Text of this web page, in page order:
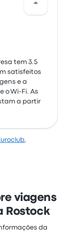
tem 3.5
satisfeitos
e a
Wi‑Fi. As
a partir
,
viagens
Rostock
da